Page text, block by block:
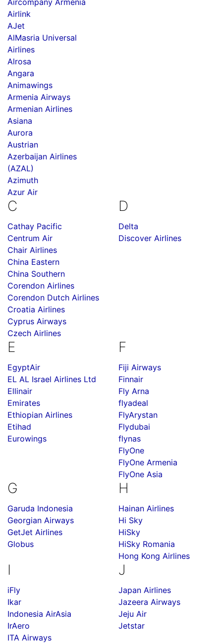
Aircompany Armenia
Airlink
AJet
AlMasria Universal
Airlines
Alrosa
Angara
Animawings
Armenia Airways
Armenian Airlines
Asiana
Aurora
Austrian
Azerbaijan Airlines
(AZAL)
Azimuth
Azur Air
C
Cathay Pacific
Centrum Air
Chair Airlines
China Eastern
China Southern
Corendon Airlines
Corendon Dutch Airlines
Croatia Airlines
Cyprus Airways
Czech Airlines
D
Delta
Discover Airlines
E
EgyptAir
EL AL Israel Airlines Ltd
Ellinair
Emirates
Ethiopian Airlines
Etihad
Eurowings
F
Fiji Airways
Finnair
Fly Arna
flyadeal
FlyArystan
Flydubai
flynas
FlyOne
FlyOne Armenia
FlyOne Asia
G
Garuda Indonesia
Georgian Airways
GetJet Airlines
Globus
H
Hainan Airlines
Hi Sky
HiSky
HiSky Romania
Hong Kong Airlines
I
iFly
Ikar
Indonesia AirAsia
IrAero
ITA Airways
J
Japan Airlines
Jazeera Airways
Jeju Air
Jetstar